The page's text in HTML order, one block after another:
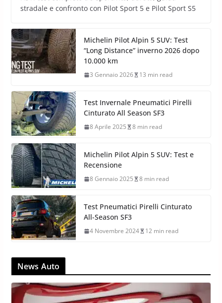
stradale e confronto con Pilot Sport 5 e Pilot Sport S5
Michelin Pilot Alpin 5 SUV: Test
“Long Distance” inverno 2026 dopo
10.000 km
3 Gennaio 2026 13 min read
Test Invernale Pneumatici Pirelli
Cinturato All Season SF3
8 Aprile 2025 8 min read
Michelin Pilot Alpin 5 SUV: Test e
Recensione
8 Gennaio 2025 8 min read
Test Pneumatici Pirelli Cinturato
All-Season SF3
4 Novembre 2024 12 min read
News Auto